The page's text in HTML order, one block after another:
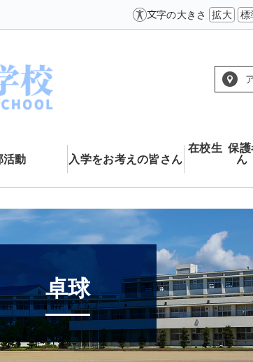
文字の大きさ 拡大 標
活動 入学をお考えの皆さん
在校生 保護
ん
卓球